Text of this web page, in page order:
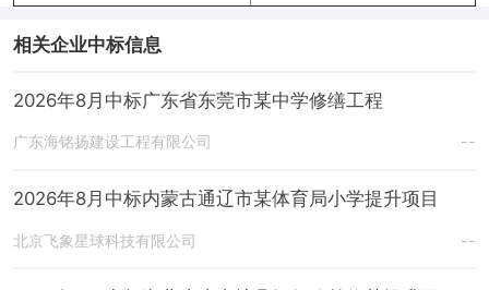
相关企业中标信息
2026年8月中标广东省东莞市某中学修缮工程
广东海铭扬建设工程有限公司 --
2026年8月中标内蒙古通辽市某体育局小学提升项目
北京飞象星球科技有限公司 --